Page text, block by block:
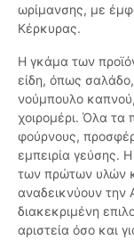
ωρίμανσης, με
Κέρκυρας.
Η γκάμα των
είδη, όπως
νούμπουλο
χοιρομέρι. Όλα τα
φούρνους,
εμπειρία γεύσης.
των πρώτων υλών
αναδεικνύουν την
διακεκριμένη
αριστεία όσο και